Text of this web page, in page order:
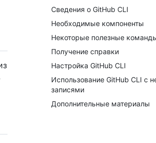
Сведения о GitHub CLI
Необходимые компоненты
Некоторые полезные
Получение справки
Настройка GitHub CLI
Использование GitHub CLI с
записями
Дополнительные материалы